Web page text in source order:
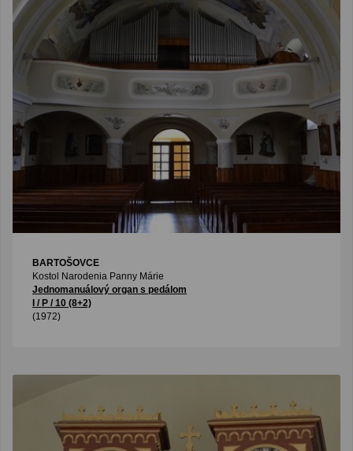
BARTOŠOVCE
Kostol Narodenia Panny Márie
Jednomanuálový organ s pedálom
I / P / 10 (8+2)
(1972)